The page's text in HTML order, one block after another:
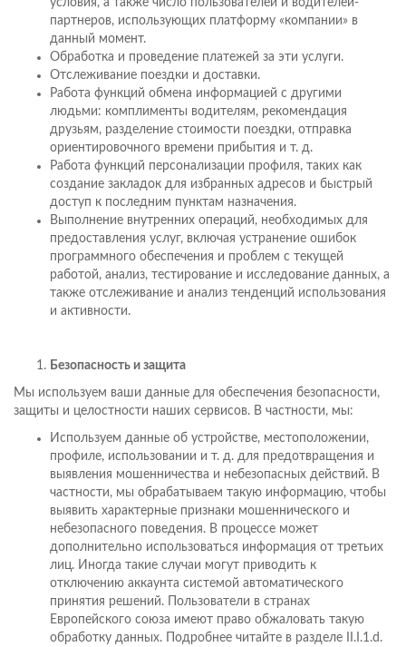
условия, а также число пользователей и водителей-
партнеров, использующих платформу «компании» в
данный момент.
Обработка и проведение платежей за эти услуги.
Отслеживание поездки и доставки.
Работа функций обмена информацией с другими
людьми: комплименты водителям, рекомендация
друзьям, разделение стоимости поездки, отправка
ориентировочного времени прибытия и т. д.
Работа функций персонализации профиля, таких как
создание закладок для избранных адресов и быстрый
доступ к последним пунктам назначения.
Выполнение внутренних операций, необходимых для
предоставления услуг, включая устранение ошибок
программного обеспечения и проблем с текущей
работой, анализ, тестирование и исследование данных, а
также отслеживание и анализ тенденций использования
и активности.
Безопасность и защита
Мы используем ваши данные для обеспечения безопасности,
защиты и целостности наших сервисов. В частности, мы:
Используем данные об устройстве, местоположении,
профиле, использовании и т. д. для предотвращения и
выявления мошенничества и небезопасных действий. В
частности, мы обрабатываем такую информацию, чтобы
выявить характерные признаки мошеннического и
небезопасного поведения. В процессе может
дополнительно использоваться информация от третьих
лиц. Иногда такие случаи могут приводить к
отключению аккаунта системой автоматического
принятия решений. Пользователи в странах
Европейского союза имеют право обжаловать такую
обработку данных. Подробнее читайте в разделе II.I.1.d.